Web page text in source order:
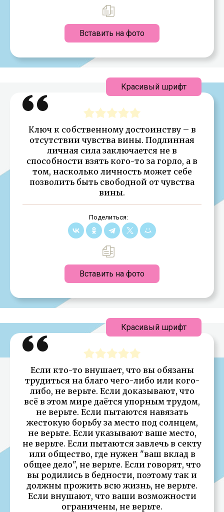
Вставить на фото
Ключ к собственному достоинству – в
отсутствии чувства вины. Подлинная
личная сила заключается не в
способности взять кого-то за горло, а в
том, насколько личность может себе
позволить быть свободной от чувства
вины.
Поделиться:
Вставить на фото
Красивый шрифт
Если кто-то внушает, что вы обязаны
трудиться на благо чего-либо или кого-
либо, не верьте. Если доказывают, что
всё в этом мире даётся упорным трудом,
не верьте. Если пытаются навязать
жестокую борьбу за место под солнцем,
не верьте. Если указывают ваше место,
не верьте. Если пытаются завлечь в секту
или общество, где нужен "ваш вклад в
общее дело", не верьте. Если говорят, что
вы родились в бедности, поэтому так и
должны прожить всю жизнь, не верьте.
Если внушают, что ваши возможности
ограничены, не верьте.
Красивый шрифт